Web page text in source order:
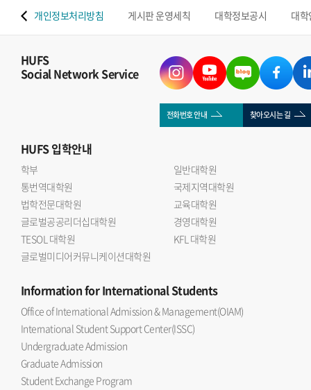
개인정보처리방침 게시판 운영세칙 대학정보공시 대
HUFS
Social Network Service
전화번호 안내 찾아오시는 길
HUFS입학안내
학부
일반대학원
통번역대학원
국제지역대학원
법학전문대학원
교육대학원
글로벌공공리더십대학원
경영대학원
TESOL 대학원
KFL 대학원
글로벌미디어커뮤니케이션대학원
Informationfor International Students
Office of International Admission & Management(OIAM)
International Student Support Center(ISSC)
Undergraduate Admission
Graduate Admission
Student Exchange Program